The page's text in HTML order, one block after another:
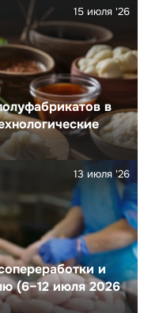
в
15 июля '26
и
(6–12 июля 2026
13 июля '26